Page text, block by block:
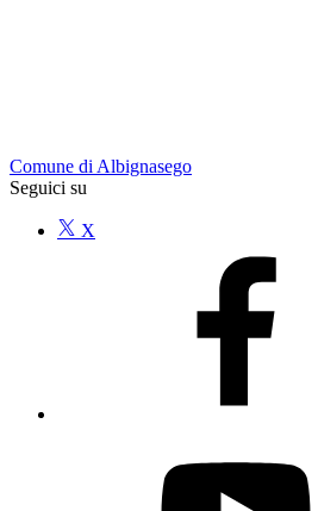
Comune di Albignasego
Seguici su
X